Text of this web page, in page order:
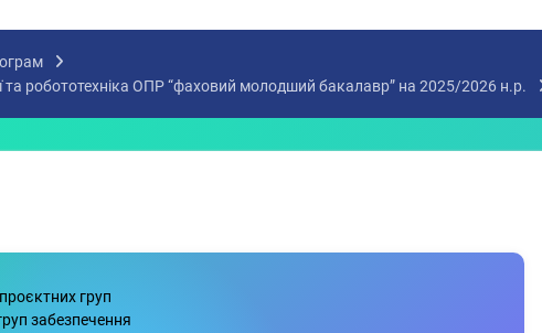
та робототехніка ОПР “фаховий молодший бакалавр” на 2025/2026 н.р.
груп
забезпечення